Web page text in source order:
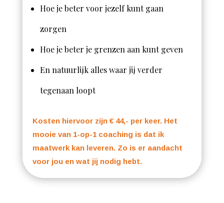
Hoe je beter voor jezelf kunt gaan
zorgen
Hoe je beter je grenzen aan kunt geven
En natuurlijk alles waar jij verder
tegenaan loopt
Kosten hiervoor zijn € 44,- per keer. Het
mooie van 1-op-1 coaching is dat ik
maatwerk kan leveren. Zo is er aandacht
voor jou en wat jij nodig hebt.